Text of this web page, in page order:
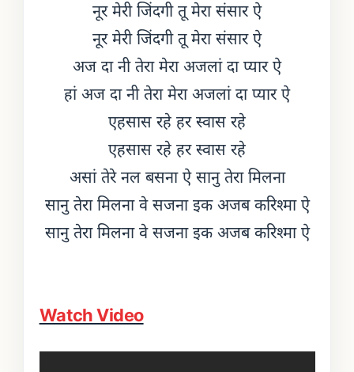
नूर मेरी जिंदगी तू मेरा संसार ऐ
नूर मेरी जिंदगी तू मेरा संसार ऐ
अज दा नी तेरा मेरा अजलां दा प्यार ऐ
हां अज दा नी तेरा मेरा अजलां दा प्यार ऐ
एहसास रहे हर स्वास रहे
एहसास रहे हर स्वास रहे
असां तेरे नल बसना ऐ सानु तेरा मिलना
सानु तेरा मिलना वे सजना इक अजब करिश्मा ऐ
सानु तेरा मिलना वे सजना इक अजब करिश्मा ऐ
Watch Video